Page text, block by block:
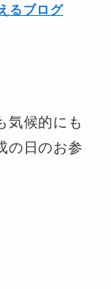
るブログ
気候的にも
の日のお参